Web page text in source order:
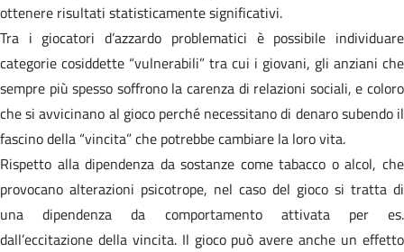
ottenere risultati statisticamente significativi.
Tra i giocatori d’azzardo problematici è possibile individuare
categorie cosiddette “vulnerabili” tra cui i giovani, gli anziani che
sempre più spesso soffrono la carenza di relazioni sociali, e coloro
che si avvicinano al gioco perché necessitano di denaro subendo il
fascino della “vincita” che potrebbe cambiare la loro vita.
Rispetto alla dipendenza da sostanze come tabacco o alcol, che
provocano alterazioni psicotrope, nel caso del gioco si tratta di
una dipendenza da comportamento attivata per es.
dall’eccitazione della vincita. Il gioco può avere anche un effetto